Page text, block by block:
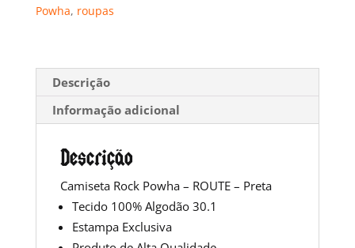
Preta
Powha, roupas
Descrição
Informação adicional
Descrição
Camiseta Rock Powha – ROUTE – Preta
Tecido 100% Algodão 30.1
Estampa Exclusiva